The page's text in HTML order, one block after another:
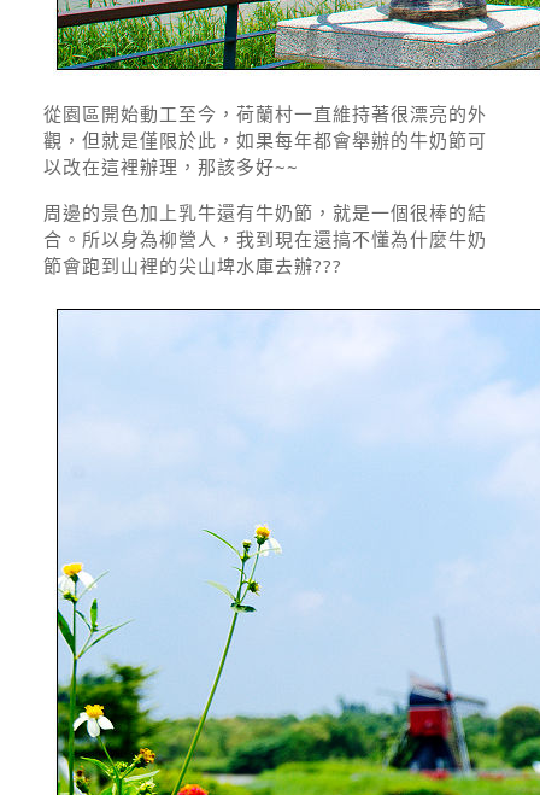
從園區開始動工至今，荷蘭村一直維持著很漂亮的外
觀，但就是僅限於此，如果每年都會舉辦的牛奶節可
以改在這裡辦理，那該多好~~
周邊的景色加上乳牛還有牛奶節，就是一個很棒的結
合。所以身為柳營人，我到現在還搞不懂為什麼牛奶
節會跑到山裡的尖山埤水庫去辦???